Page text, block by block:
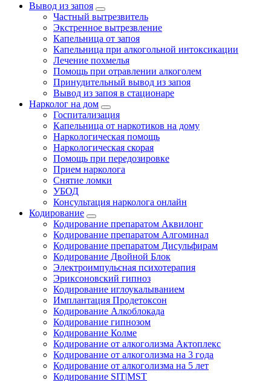
Вывод из запоя
Частный вытрезвитель
Экстренное вытрезвление
Капельница от запоя
Капельница при алкогольной интоксикации
Лечение похмелья
Помощь при отравлении алкоголем
Принудительный вывод из запоя
Вывод из запоя в стационаре
Нарколог на дом
Госпитализация
Капельница от наркотиков на дому
Наркологическая помощь
Наркологическая скорая
Помощь при передозировке
Прием нарколога
Снятие ломки
УБОД
Консультация нарколога онлайн
Кодирование
Кодирование препаратом Аквилонг
Кодирование препаратом Алгоминал
Кодирование препаратом Дисульфирам
Кодирование Двойной Блок
Электроимпульсная психотерапия
Эриксоновский гипноз
Кодирование иглоукалыванием
Имплантация Продетоксон
Кодирование Алкоблокада
Кодирование гипнозом
Кодирование Колме
Кодирование от алкоголизма Актоплекс
Кодирование от алкоголизма на 3 года
Кодирование от алкоголизма на 5 лет
Кодирование SIT|MST